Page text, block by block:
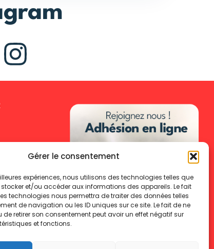
Gérer le consentement
expériences, nous utilisons des technologies telles que
et/ou accéder aux informations des appareils. Le fait
technologies nous permettra de traiter des données telles
de navigation ou les ID uniques sur ce site. Le fait de ne
de retirer son consentement peut avoir un effet négatif sur
et fonctions.